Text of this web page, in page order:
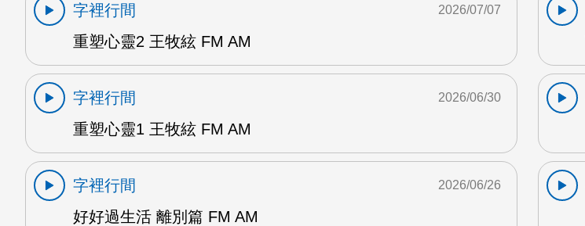
字裡行間
重塑心靈2 王牧絃 FM AM
2026/07/07
字裡行間
重塑心靈1 王牧絃 FM AM
2026/06/30
字裡行間
好好過生活 離別篇 FM AM
2026/06/26